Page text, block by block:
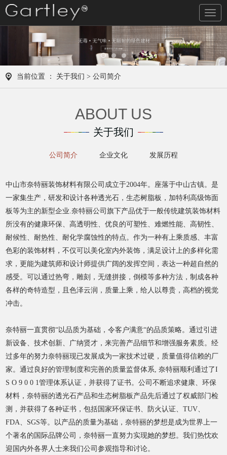
导
航
当前位置 ： 关于我们 > 公司简介
ABOUT US
关于我们
公司简介 企业文化 发展历程
中山市奈特丽装饰材料有限公司成立于2004年。座落于中山古镇。是
一家集生产，研发和设计各种透光石，生态树脂板，加特利高级饰面
板等为主的新型企业.奈特丽公司旗下产品优于一般传统建筑装饰材料
所没有的健康环保、高透明性、优良的可塑性、难燃性能、高韧性、
耐候性、耐热性、耐化学腐蚀性的特点。作为一种有上乘质感、丰富
色彩的装饰材料，不仅可以美化室内外装饰，满足设计上的多样化需
求，更能为建筑师和设计师提供广阔的发挥空间，表达一种超自然的
感受。可以通过热弯，雕刻，无缝拼接，倒模等多种方法，制成各种
各样的奇特造型，且色泽云润，质量上乘，给人以尊贵，高档的视觉
冲击。
奈特丽一直贯彻“以品质为基础，令客户满意“的品质策略。通过引进
新设备、技术创新、广纳贤才，来完善产品细节和增强服务素质。经
过多年的努力奈特丽现已发展成为一家技术过硬，质量值得信赖的厂
家。通过良好的管理制度和完善的质量监督体系, 奈特丽顺利通过了I
S O 9 0 0 1管理体系认证，并获得了证书。公司不断追求健康、环保
材料，奈特丽的透光石产品和生态树脂板产品先后通过了权威部门检
测，并获得了各种证书，包括国家环保证书、防火认证、TUV、
FDA、SGS等。以产品的质量为基础，奈特丽的梦想是成为世界上一
个著名的国际品牌公司，奈特丽一直努力实现她的梦想。我们热忱欢
迎国内外各界人士来我们公司参观指导和讨论。